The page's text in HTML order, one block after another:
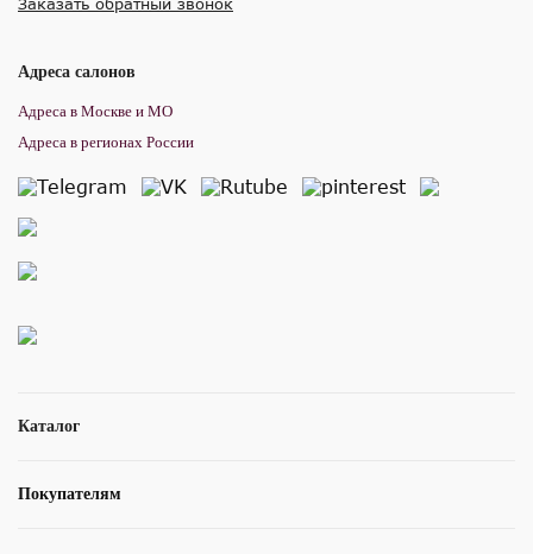
Каталог
Покупателям
Заказать обратный звонок
Адреса салонов
Адреса в Москве и МО
Адреса в регионах России